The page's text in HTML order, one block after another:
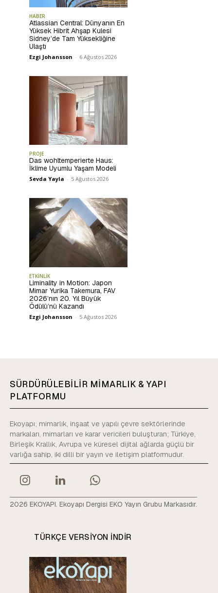
HABER
Atlassian Central: Dünyanın En
Yüksek Hibrit Ahşap Kulesi
Sidney’de Tam Yüksekliğine
Ulaştı
Ezgi Johansson - 6 Ağustos 2026
PROJE
Das wohltemperierte Haus:
İklime Uyumlu Yaşam Modeli
Sevda Yayla - 5 Ağustos 2026
ETKİNLİK
Liminality in Motion: Japon
Mimar Yurika Takemura, FAV
2026’nın 20. Yıl Büyük
Ödülü’nü Kazandı
Ezgi Johansson - 5 Ağustos 2026
SÜRDÜRÜLEBİLİR MİMARLIK & YAPI
PLATFORMU
Ekoyapı; mimarlık, inşaat ve yapılı çevre sektörlerinde
markaları, mimarları ve karar vericileri buluşturan; Türkiye,
Birleşik Krallık, Avrupa ve küresel dijital ağlarda güçlü bir
varlığa sahip, iki dilli bir yayın ve iletişim platformudur.
2026 EKOYAPI. Ekoyapı Dergisi EKO Yayın Grubu Markasıdır.
TÜRKÇE VERSIYON INDIR